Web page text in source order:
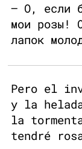
— О, если
мои розы!
лапок
Pero el
y la
la
tendré